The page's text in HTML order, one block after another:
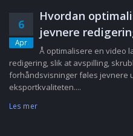
6
Apr
Hvordan
jevnere
Å optimalisere en video
redigering, slik at avspilling,
forhåndsvisninger føles jevnere
eksportkvaliteten....
Les mer